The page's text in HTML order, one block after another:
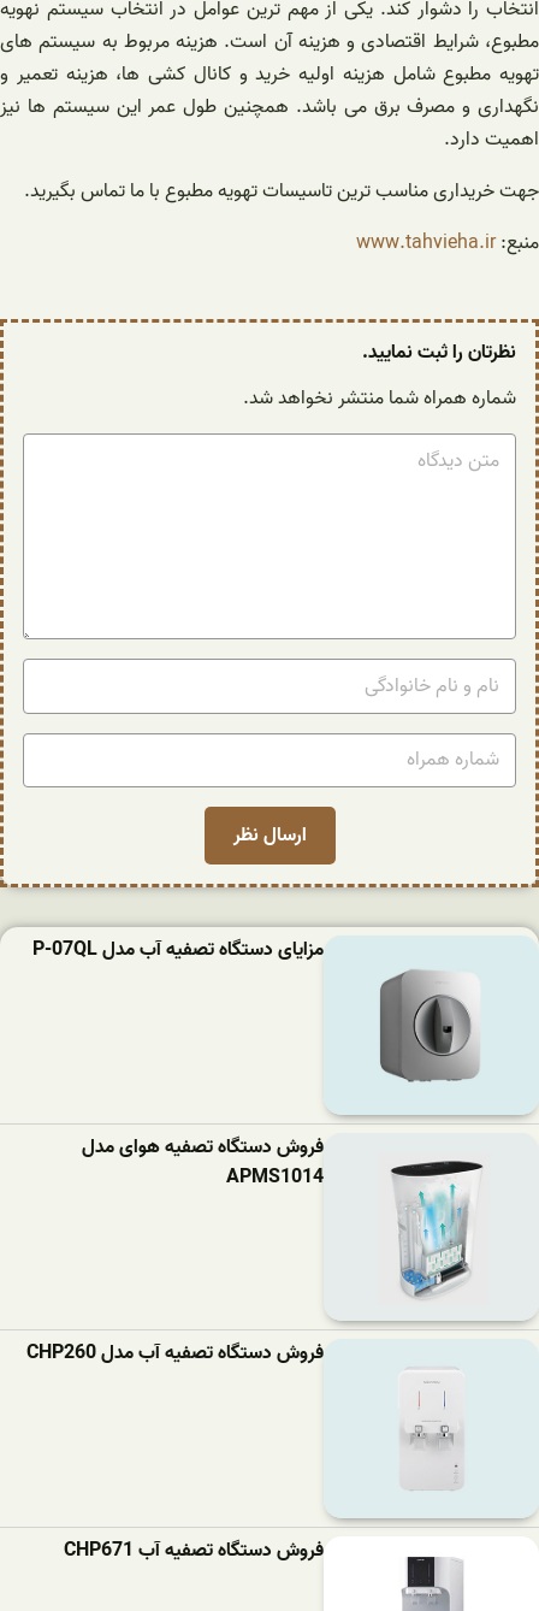
انتخاب را دشوار کند. یکی از مهم ترین عوامل در انتخاب سیستم نهویه
مطبوع، شرایط اقتصادی و هزینه آن است. هزینه مربوط به سیستم های
تهویه مطبوع شامل هزینه اولیه خرید و کانال کشی ها، هزینه تعمیر و
نگهداری و مصرف برق می باشد. همچنین طول عمر این سیستم ها نیز
اهمیت دارد.
جهت خریداری مناسب ترین تاسیسات تهویه مطبوع با ما تماس بگیرید.
منبع:www.tahvieha.ir
نظرتان را ثبت نمایید.
شماره همراه شما منتشر نخواهد شد.
مزایای دستگاه تصفیه آب مدل P-07QL
فروش دستگاه تصفیه هوای مدل
APMS1014
فروش دستگاه تصفیه آب مدل CHP260
فروش دستگاه تصفیه آب CHP671